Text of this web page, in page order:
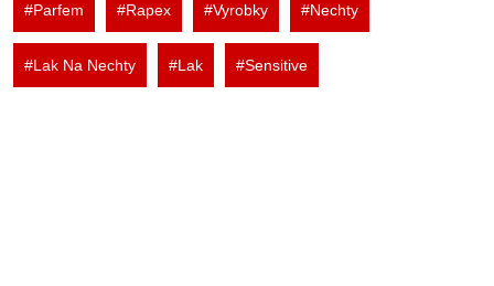
#Parfem #Rapex #Vyrobky #Nechty
#Lak Na Nechty #Lak #Sensitive